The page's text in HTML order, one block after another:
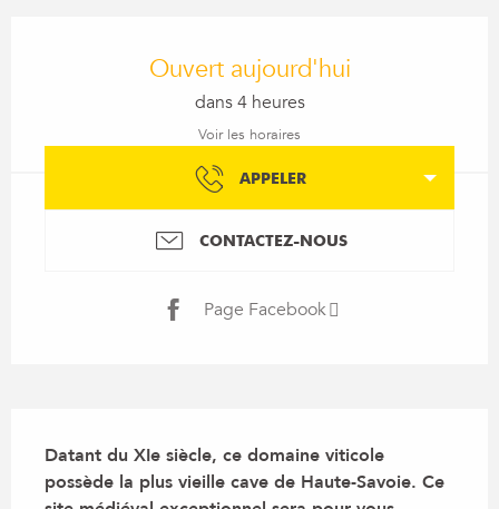
Ouvert aujourd'hui
dans 4 heures
Voir les horaires
APPELER
CONTACTEZ-NOUS
Page Facebook
Datant du XIe siècle, ce domaine viticole
possède la plus vieille cave de Haute-Savoie. Ce